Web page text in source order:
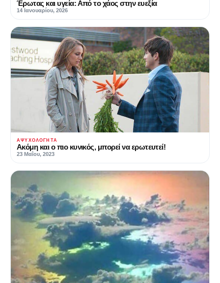
Έρωτας και υγεία: Από το χάος στην ευεξία
14 Ιανουαρίου, 2026
ΑΨΥΧΟΛΌΓΗΤΑ
Ακόμη και ο πιο κυνικός, μπορεί να ερωτευτεί!
23 Μαΐου, 2023